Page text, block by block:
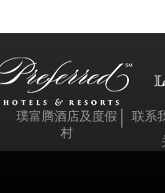
璞富腾酒店及度假
村
联系